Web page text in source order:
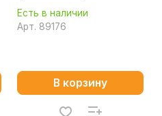
Есть в наличии
Арт. 89176
В корзину